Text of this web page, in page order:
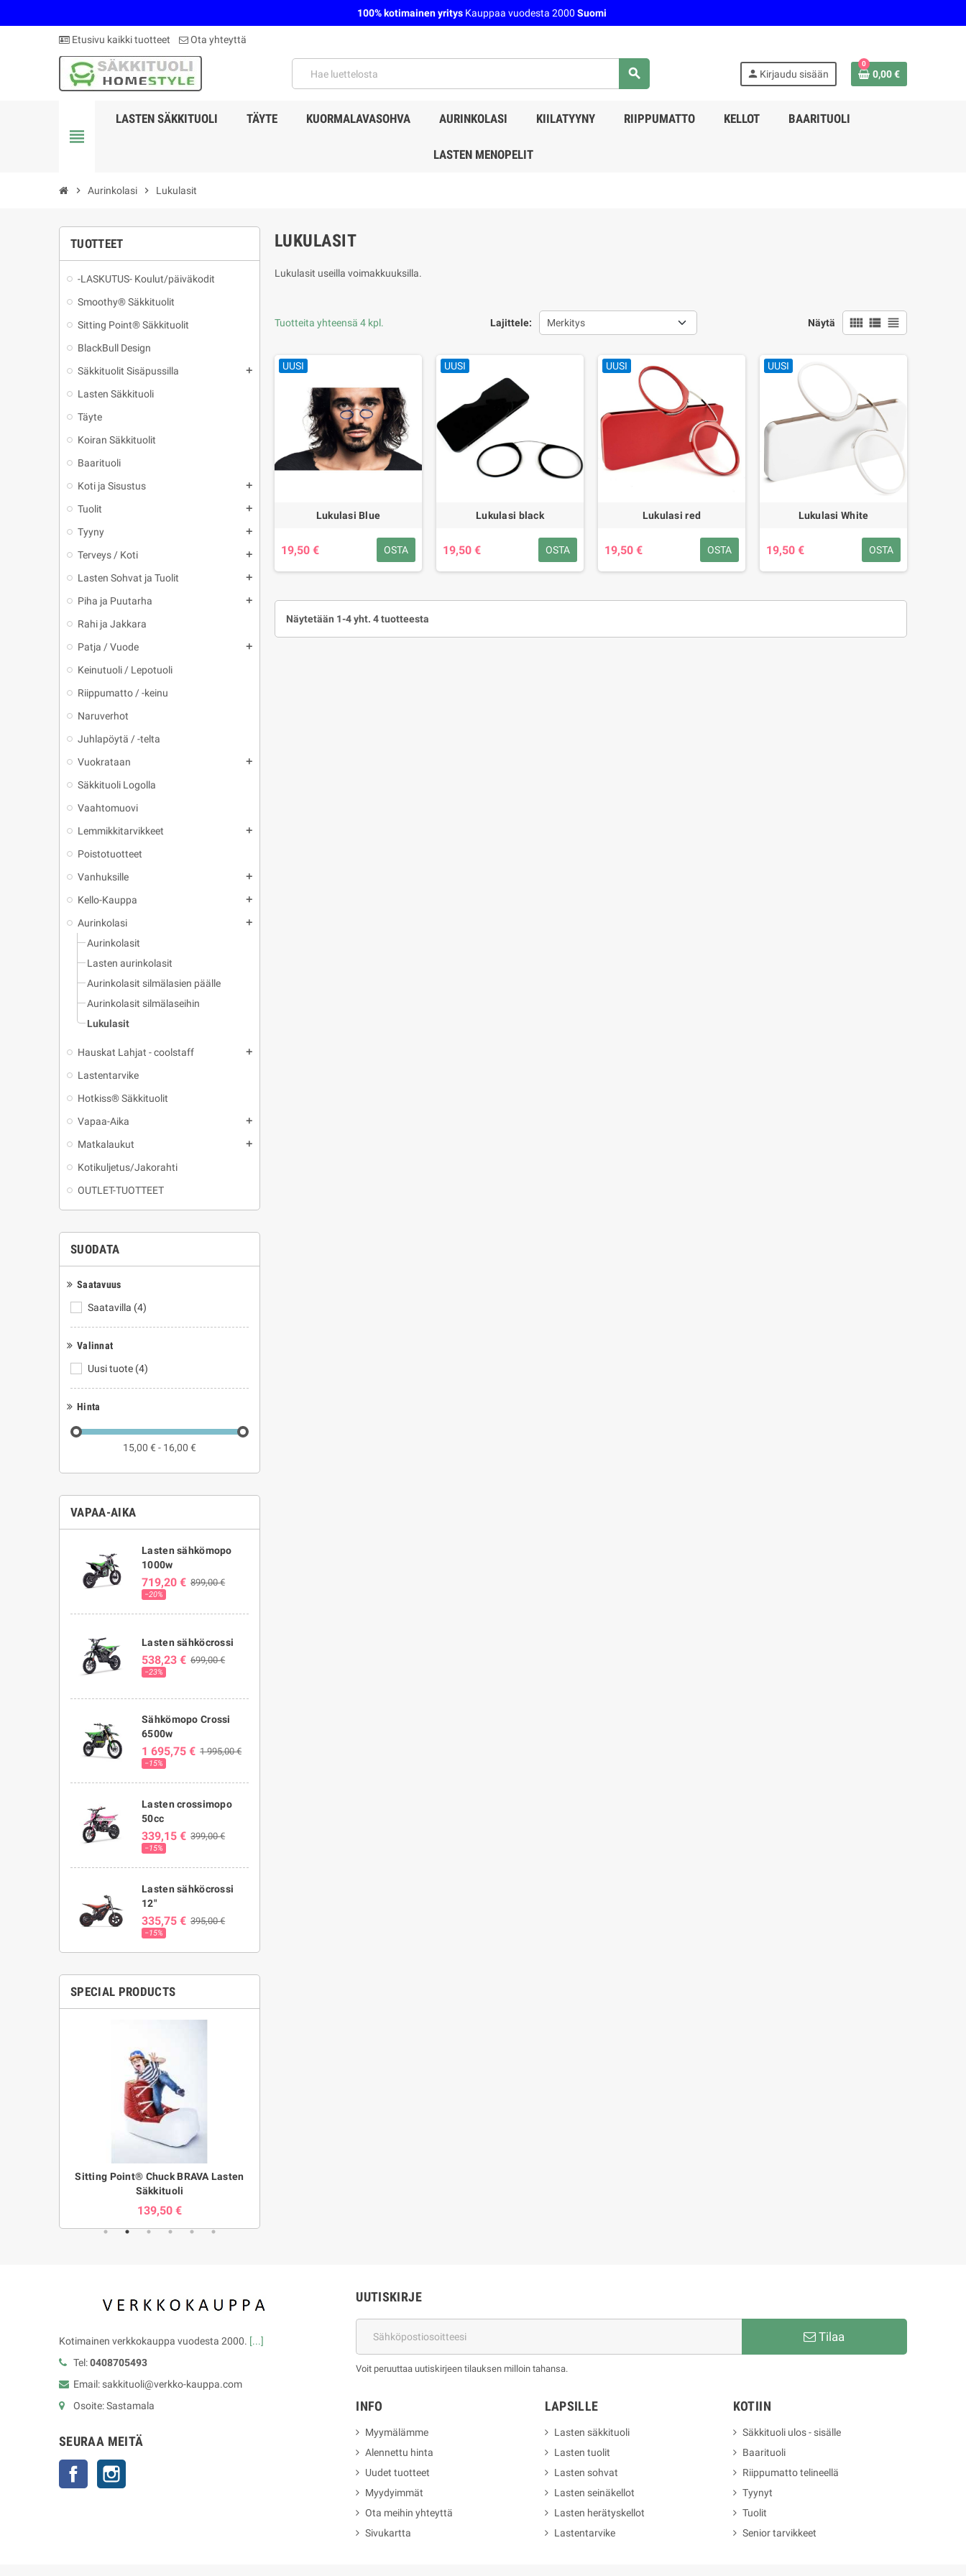
100% kotimainen yritys Kauppaa vuodesta 2000 Suomi
Etusivu kaikki tuotteet Ota yhteyttä
search person Kirjaudu sisään
0
0,00 €
view_headline
LASTEN SÄKKITUOLI TÄYTE KUORMALAVASOHVA AURINKOLASI KIILATYYNY RIIPPUMATTO KELLOT BAARITUOLI
LASTEN MENOPELIT
chevron_right Aurinkolasi chevron_right Lukulasit
TUOTTEET
-LASKUTUS- Koulut/päiväkodit
Smoothy® Säkkituolit
Sitting Point® Säkkituolit
BlackBull Design
Säkkituolit Sisäpussilla
add
Lasten Säkkituoli
Täyte
Koiran Säkkituolit
Baarituoli
Koti ja Sisustus
add
Tuolit add
Tyyny add
Terveys / Koti add
Lasten Sohvat ja Tuolit add
Piha ja Puutarha add
Rahi ja Jakkara
Patja / Vuode
add
Keinutuoli / Lepotuoli
Riippumatto / -keinu
Naruverhot
Juhlapöytä / -telta
Vuokrataan
add
Säkkituoli Logolla
Vaahtomuovi
Lemmikkitarvikkeet
add
Poistotuotteet
Vanhuksille
add
Kello-Kauppa add
Aurinkolasi add
Aurinkolasit
Lasten aurinkolasit
Aurinkolasit silmälasien päälle
Aurinkolasit silmälaseihin
Lukulasit
Hauskat Lahjat - coolstaff add
Lastentarvike
Hotkiss® Säkkituolit
Vapaa-Aika
add
Matkalaukut add
Kotikuljetus/Jakorahti
OUTLET-TUOTTEET
SUODATA
Saatavuus
Saatavilla (4)
Valinnat
Uusi tuote (4)
Hinta
15,00 € - 16,00 €
VAPAA-AIKA
Lasten sähkömopo
1000w
719,20 € 899,00 €
−20%
Lasten sähköcrossi
538,23 € 699,00 €
−23%
Sähkömopo Crossi
6500w
1 695,75 € 1 995,00 €
−15%
Lasten crossimopo
50cc
339,15 € 399,00 €
−15%
Lasten sähköcrossi
12"
335,75 € 395,00 €
−15%
SPECIAL PRODUCTS
Sitting Point® Chuck BRAVA Lasten
Säkkituoli
139,50 €
LUKULASIT
Lukulasit useilla voimakkuuksilla.
Lajittele: Merkitys Näytä view_comfy view_list view_headline
Tuotteita yhteensä 4 kpl.
UUSI
Lukulasi Blue
19,50 € OSTA
UUSI
Lukulasi black
19,50 € OSTA
UUSI
Lukulasi red
19,50 € OSTA
UUSI
Lukulasi White
19,50 € OSTA
Näytetään 1-4 yht. 4 tuotteesta
Kotimainen verkkokauppa vuodesta 2000. [...]
Tel:0408705493
Email: sakkituoli@verkko-kauppa.com
Osoite: Sastamala
SEURAA MEITÄ
Facebook
UUTISKIRJE
Tilaa
Voit peruuttaa uutiskirjeen tilauksen milloin tahansa.
INFO
Myymälämme
Alennettu hinta
Uudet tuotteet
Myydyimmät
Ota meihin yhteyttä
Sivukartta
LAPSILLE
Lasten säkkituoli
Lasten tuolit
Lasten sohvat
Lasten seinäkellot
Lasten herätyskellot
Lastentarvike
KOTIIN
Säkkituoli ulos - sisälle
Baarituoli
Riippumatto telineellä
Tyynyt
Tuolit
Senior tarvikkeet